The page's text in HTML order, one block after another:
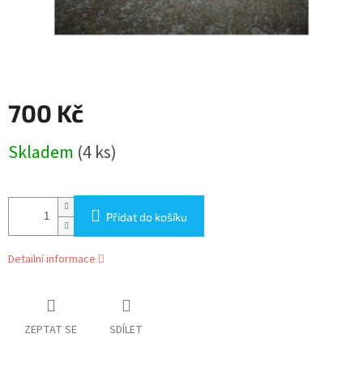
700 Kč
cena:
Skladem (4 ks)
Přidat do košíku
Detailní informace
ZEPTAT SE SDÍLET